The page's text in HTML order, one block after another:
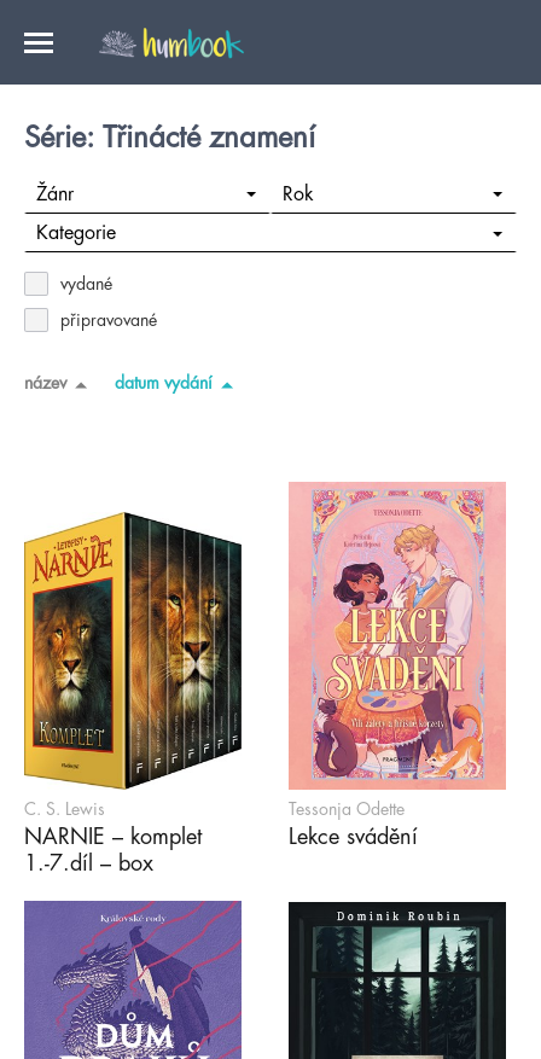
Série: Třinácté znamení
Žánr Rok
Kategorie
vydané
připravované
název datum vydání
C. S. Lewis
NARNIE – komplet
1.-7.díl – box
Tessonja Odette
Lekce svádění